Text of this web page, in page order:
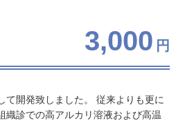
3,000 円
て開発致しました。 従来よりも更に
織診での高アルカリ溶液および高温